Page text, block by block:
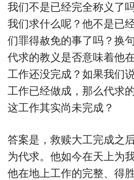
我们不是已经完全称义了
我们求什么呢？他不是已
们罪得赦免的事了吗？换
代求的教义是否意味着他
工作还没完成？如果我们
工作已经做成，那么代求
这工作其实尚未完成？
答案是，救赎大工完成之
为代求。他如今在天上为
他在地上工作的完整、得